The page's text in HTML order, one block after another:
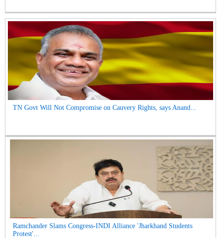
TN Govt Will Not Compromise on Cauvery Rights, says Anand...
Ramchander Slams Congress-INDI Alliance 'Jharkhand Students
Protest'...